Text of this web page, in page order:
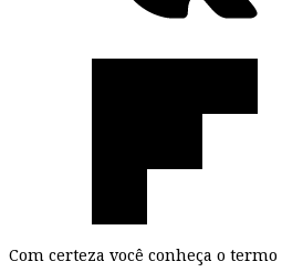
Com certeza você conheça o termo